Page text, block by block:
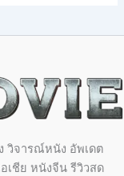
วิจารณ์หนัง อัพเดต
เชีย หนังจีน รีวิวสด